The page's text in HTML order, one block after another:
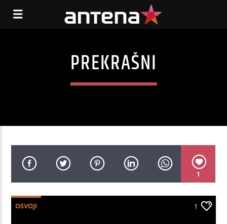
PREKRAŠNI
1
OSVOJI 1